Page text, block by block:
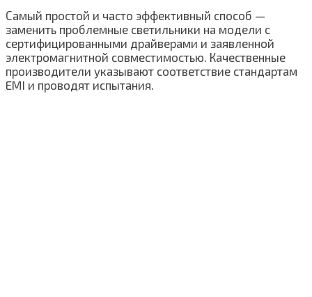
Самый простой и часто эффективный способ —
заменить проблемные светильники на модели с
сертифицированными драйверами и заявленной
электромагнитной совместимостью. Качественные
производители указывают соответствие стандартам
EMI и проводят испытания.